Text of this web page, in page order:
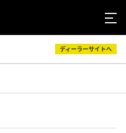
ディーラーサイトへ